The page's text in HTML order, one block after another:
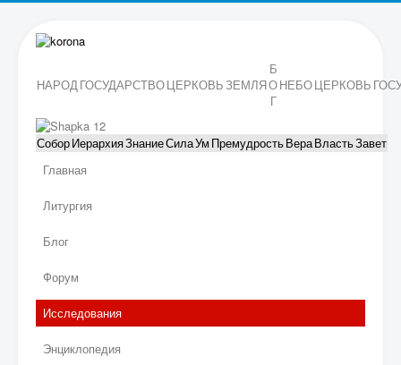
НАРОДГОСУДАРСТВОЦЕРКОВЬЗЕМЛЯ
Б
О
Г
НЕБОЦЕРКОВЬ
СоборИерархияЗнаниеСилаУм ПремудростьВераВластьЗавет
Главная
Литургия
Блог
Форум
Исследования
Энциклопедия